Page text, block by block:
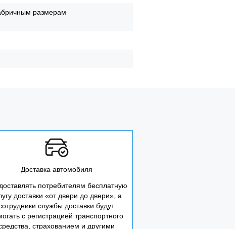
размерам
Доставка автомобиля
потребителям бесплатную
доставки «от двери до двери», а
службы доставки будут
с регистрацией транспортного
страхованием и другими